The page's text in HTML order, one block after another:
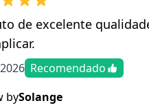
de excelente
Recomendado
bySolange